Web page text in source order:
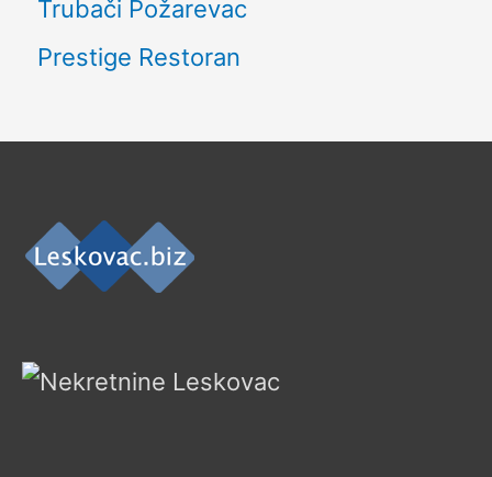
Trubači Požarevac
Prestige Restoran